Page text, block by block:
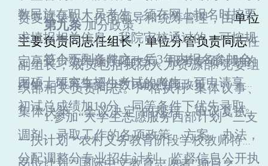
责复试录取工作的领导和统筹管理，由单位
主要负责同志任组长，单位分管负责同志任
副组长，成员包括我院人力资源部/党委组
织部相关负责同志。严格执行“集体议事、
集体决策、会议决定”的规程，审议复试、
调剂、录取工作的各项政策、方案、办法，
分配调整分专业招生计划，监督信息公开执
数民族在职人员考生，须在网上报名时按要
求填报相关信息，我院审核通过的，可按规
定享受少数民族照顾政策。报考专项计划的
考生，不再享受少数民族照顾政策。
第九条加分政策
符合下列条件之一后3年内报名参加全
国硕士研究生招生考试的考生，可申请享受
初试总成绩加10分，同等条件下优先录取。
1.参加“大学生志愿服务西部计划”“三支
一扶计划”“农村义务教育阶段学校教师特设